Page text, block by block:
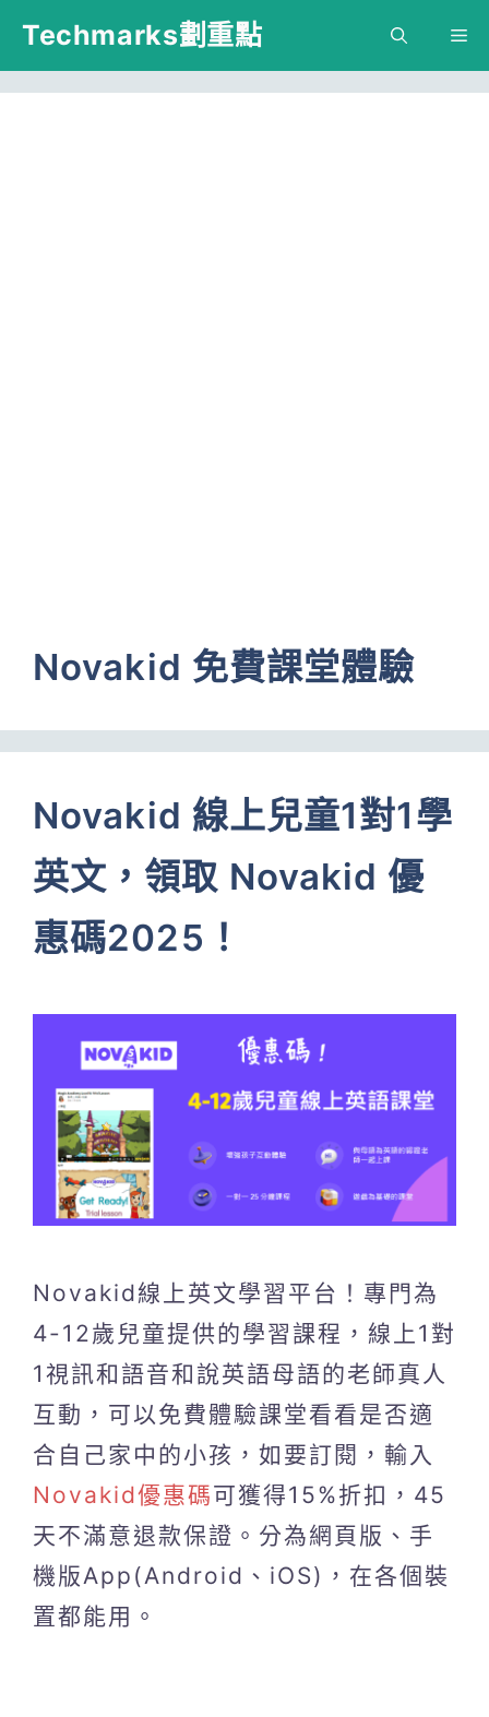
跳
主
Techmarks劃重點
Novakid 免費課堂體驗
Novakid 線上兒童1對1學
英文，領取 Novakid 優
惠碼2025！
Novakid線上英文學習平台！專門為
4-12歲兒童提供的學習課程，線上1對
1視訊和語音和說英語母語的老師真人
互動，可以免費體驗課堂看看是否適
合自己家中的小孩，如要訂閱，輸入
Novakid優惠碼可獲得15%折扣，45
天不滿意退款保證。分為網頁版、手
機版App(Android、iOS)，在各個裝
置都能用。